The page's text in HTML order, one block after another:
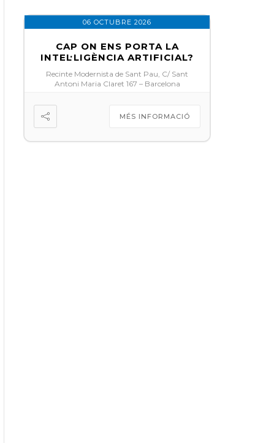
06 OCTUBRE 2026
CAP ON ENS PORTA LA
INTEL·LIGÈNCIA ARTIFICIAL?
Recinte Modernista de Sant Pau, C/ Sant
Antoni Maria Claret 167 – Barcelona
MÉS INFORMACIÓ